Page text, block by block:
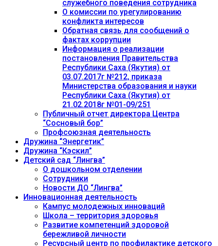
служебного поведения сотрудника
О комиссии по урегулированию
конфликта интересов
Обратная связь для сообщений о
фактах коррупции
Информация о реализации
постановления Правительства
Республики Саха (Якутия) от
03.07.2017г №212, приказа
Министерства образования и науки
Республики Саха (Якутия) от
21.02.2018г №01-09/251
Публичный отчет директора Центра
“Сосновый бор”
Профсоюзная деятельность
Дружина “Энергетик”
Дружина “Кэскил”
Детский сад “Лингва”
О дошкольном отделении
Сотрудники
Новости ДО “Лингва”
Инновационная деятельность
Кампус молодежных инноваций
Школа – территория здоровья
Развитие компетенций здоровой
бережливой личности
Ресурсный центр по профилактике детского